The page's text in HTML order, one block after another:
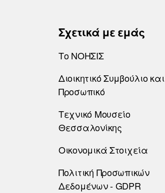
Σχετικά με εμάς
Το ΝΟΗΣΙΣ
Διοικητικό Συμβούλιο και
Προσωπικό
Τεχνικό Μουσείο
Θεσσαλονίκης
Οικονομικά Στοιχεία
Πολιτική Προσωπικών
Δεδομένων - GDPR